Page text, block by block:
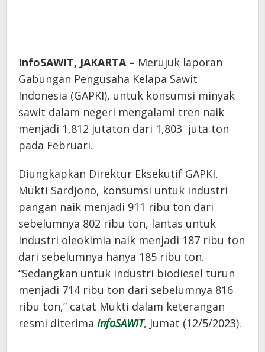
InfoSAWIT, JAKARTA – Merujuk laporan
Gabungan Pengusaha Kelapa Sawit
Indonesia (GAPKI), untuk konsumsi minyak
sawit dalam negeri mengalami tren naik
menjadi 1,812 jutaton dari 1,803 juta ton
pada Februari.
Diungkapkan Direktur Eksekutif GAPKI,
Mukti Sardjono, konsumsi untuk industri
pangan naik menjadi 911 ribu ton dari
sebelumnya 802 ribu ton, lantas untuk
industri oleokimia naik menjadi 187 ribu ton
dari sebelumnya hanya 185 ribu ton.
“Sedangkan untuk industri biodiesel turun
menjadi 714 ribu ton dari sebelumnya 816
ribu ton,” catat Mukti dalam keterangan
resmi diterima InfoSAWIT, Jumat (12/5/2023).